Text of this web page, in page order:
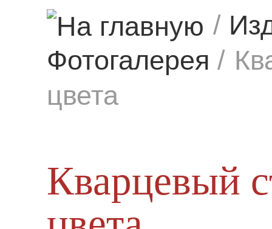
/
Фотогалерея /
цвета
Кварцевый